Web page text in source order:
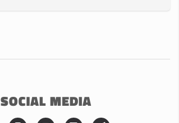
SOCIAL MEDIA